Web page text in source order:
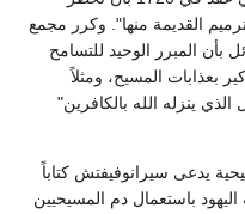
القديمة منها". وكرر مجمع
القائل بأن المبرر الوحيد للتسامح
بعذابات المسيح، ومثلاً
ينزله الله بالكافرين"
يدعى سيرانوفيفتش كتاباً
باستعمال دم المسيحيين